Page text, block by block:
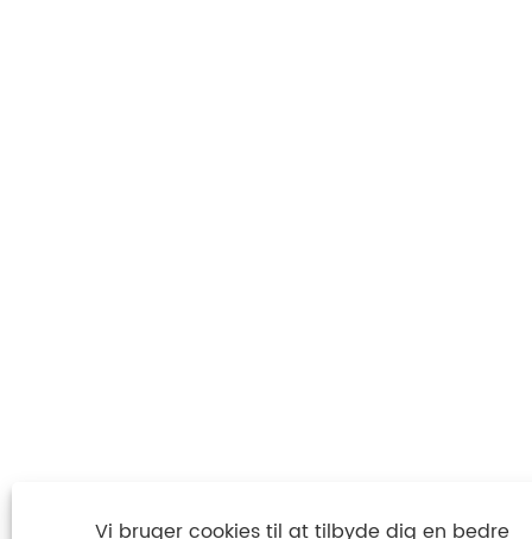
Vi bruger cookies til at tilbyde dig en bedre